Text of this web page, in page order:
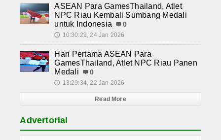
ASEAN Para GamesThailand, Atlet
NPC Riau Kembali Sumbang Medali
untuk Indonesia
0
🕔 10:30:29, 24 Jan 2026
Hari Pertama ASEAN Para
GamesThailand, Atlet NPC Riau Panen
Medali
0
🕔 13:29:34, 22 Jan 2026
Read More
Advertorial